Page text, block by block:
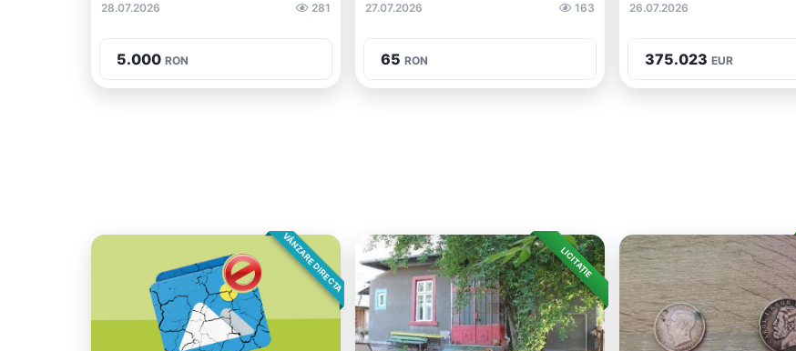
28.07.2026
281
5.000 RON
27.07.2026
163
65 RON
26.07.2026
375.023 EUR
VÂNZARE DIRECTA LICITAȚIE